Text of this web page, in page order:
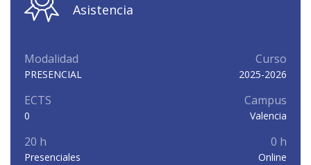
Asistencia
Modalidad
PRESENCIAL
Curso
2025-2026
ECTS
0
Campus
Valencia
20 h
Presenciales
0 h
Online